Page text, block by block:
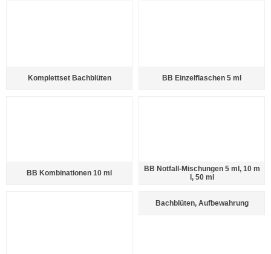
Komplettset Bachblüten BB Einzelflaschen 5 ml
BB Kombinationen 10 ml
BB Notfall-Mischungen 5 ml, 10 m
l, 50 ml
Bachblüten, Aufbewahrung